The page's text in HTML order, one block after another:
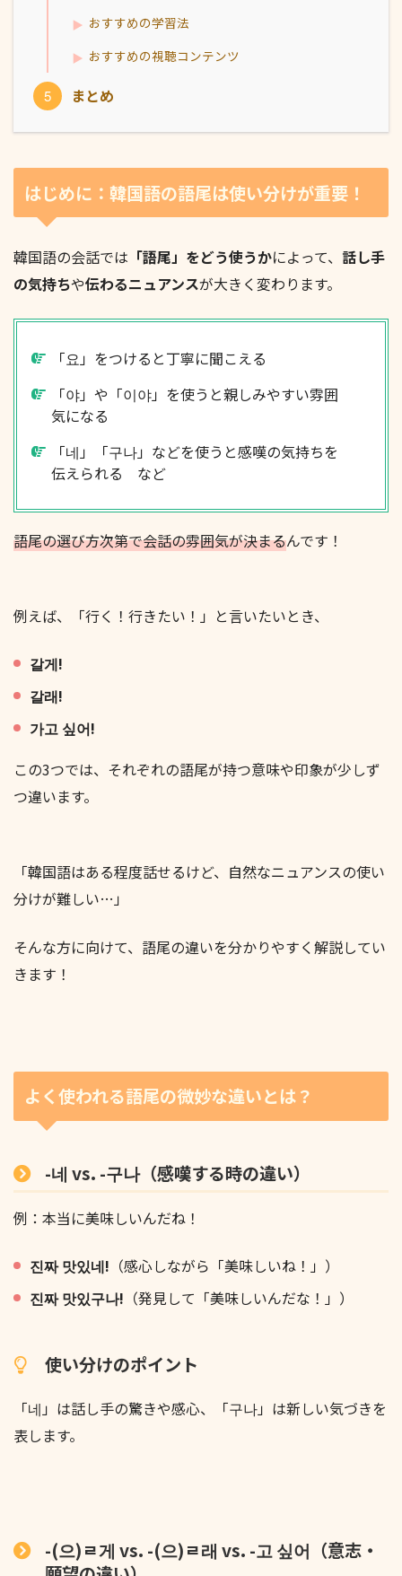
おすすめの学習法
おすすめの視聴コンテンツ
まとめ
はじめに：韓国語の語尾は使い分けが重要！
韓国語の会話では 「語尾」をどう使うかによって、 話し手
の気持ちや伝わるニュアンスが大きく変わります。
「요」をつけると丁寧に聞こえる
「야」や「이야」を使うと親しみやすい雰囲
気になる
「네」「구나」などを使うと感嘆の気持ちを
伝えられる など
語尾の選び方次第で会話の雰囲気が決まるんです！
例えば、「行く！行きたい！」と言いたいとき、
갈게!
갈래!
가고 싶어!
この3つでは、それぞれの語尾が持つ意味や印象が少しず
つ違います。
「韓国語はある程度話せるけど、自然なニュアンスの使い
分けが難しい…」
そんな方に向けて、語尾の違いを分かりやすく解説してい
きます！
よく使われる語尾の微妙な違いとは？
-네 vs. -구나（感嘆する時の違い）
例：本当に美味しいんだね！
진짜 맛있네! （感心しながら「美味しいね！」）
진짜 맛있구나! （発見して「美味しいんだな！」）
使い分けのポイント
「네」は話し手の驚きや感心、「구나」は新しい気づきを
表します。
-(으)ㄹ게 vs. -(으)ㄹ래 vs. -고 싶어（意志・